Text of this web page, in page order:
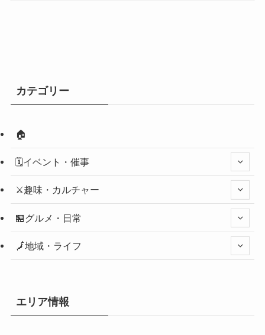
カテゴリー
🏠
🗓️イベント・催事
⚔️趣味・カルチャー
🏪グルメ・日常
🗾地域・ライフ
エリア情報